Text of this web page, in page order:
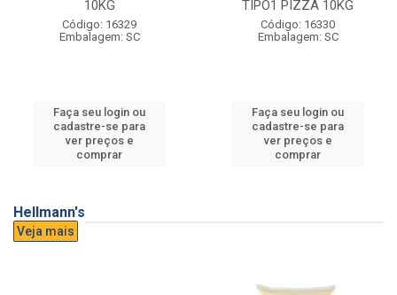
10KG
Código: 16329
Embalagem: SC
Faça seu login ou
cadastre-se para
ver preços e
comprar
TIPO1 PIZZA 10KG
Código: 16330
Embalagem: SC
Faça seu login ou
cadastre-se para
ver preços e
comprar
Hellmann's
Veja mais